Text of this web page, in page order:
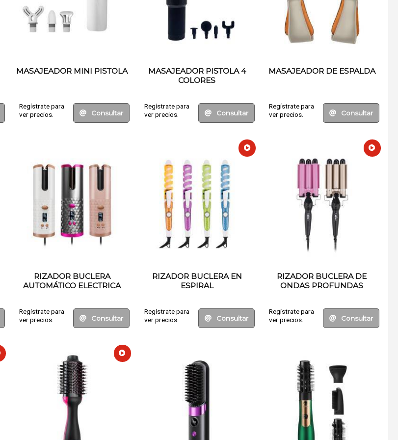
MASAJEADOR MINI PISTOLA
Regístrate para
ver precios.
Consultar
MASAJEADOR PISTOLA 4
COLORES
Regístrate para
ver precios.
Consultar
MASAJEADOR DE ESPALDA
Regístrate para
ver precios.
Consultar
RIZADOR BUCLERA
AUTOMÁTICO ELECTRICA
Regístrate para
ver precios.
Consultar
RIZADOR BUCLERA EN
ESPIRAL
Regístrate para
ver precios.
Consultar
RIZADOR BUCLERA DE
ONDAS PROFUNDAS
Regístrate para
ver precios.
Consultar